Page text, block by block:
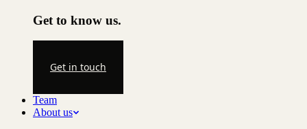
Get to know us.
Get in touch
Team
About us